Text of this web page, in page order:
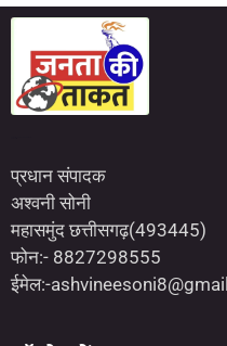
प्रधान संपादक
अश्वनी सोनी
महासमुंद छत्तीसगढ़(493445)
फोन:- 8827298555
ईमेल:-